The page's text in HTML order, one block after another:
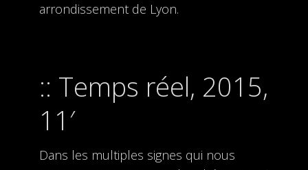
arrondissement de Lyon.
Temps réel, 2015,
11′
Dans les multiples signes qui nous